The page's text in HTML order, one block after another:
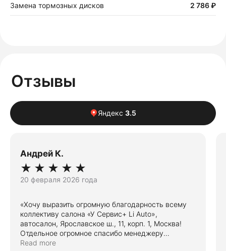
Замена тормозных дисков 2 786 ₽
Отзывы
Яндекс 3.5
Андрей К.
★ ★ ★ ★ ★
20 февраля 2026 года
«Хочу выразить огромную благодарность всему
коллективу салона «У Сервис+ Li Auto»,
автосалон, Ярославское ш., 11, корп. 1, Москва!
Отдельное огромное спасибо менеджеру
Александру. Человек настоящий профессионал,
Read more